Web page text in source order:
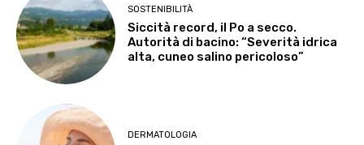
SOSTENIBILITÀ
Siccità record, il Po a secco.
Autorità di bacino: “Severità idrica
alta, cuneo salino pericoloso”
DERMATOLOGIA